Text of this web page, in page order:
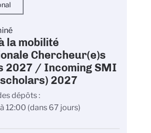
la mobilité
Chercheur(e)s
2027 / Incoming SMI
2027
dépôts
12:00 (dans 67 jours)